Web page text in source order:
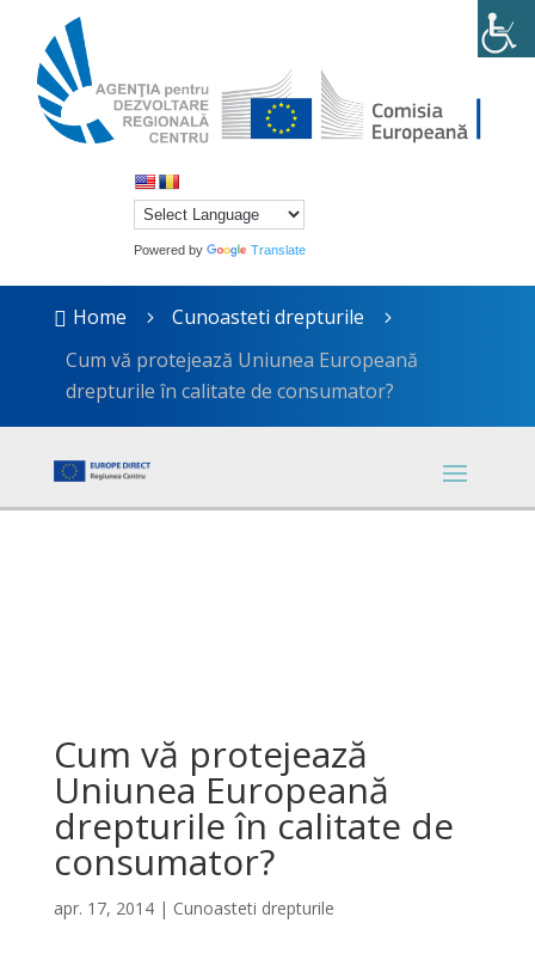
Powered by Translate
 Home 5 Cunoasteti drepturile 5
Cum vă protejează Uniunea Europeană
drepturile în calitate de consumator?
Cum vă protejează
Uniunea Europeană
drepturile în calitate de
consumator?
apr. 17, 2014| Cunoasteti drepturile